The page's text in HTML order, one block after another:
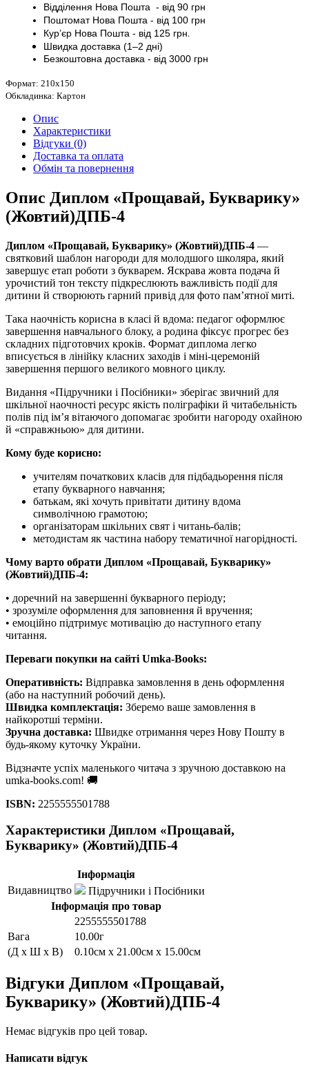
Відділення Нова Пошта - від 90 грн
ПоштоматНова Пошта - від 100 грн
Кур’єр Нова Пошта - від 125 грн.
Швидка доставка (1–2 дні)
Безкоштовна доставка - від 3000 грн
Формат: 210х150
Обкладинка: Картон
Опис
Характеристики
Відгуки (0)
Доставка та оплата
Обмін та повернення
Опис Диплом «Прощавай, Букварику»
(Жовтий)ДПБ-4
Диплом «Прощавай, Букварику» (Жовтий)ДПБ-4 —
святковий шаблон нагороди для молодшого школяра, який
завершує етап роботи з букварем. Яскрава жовта подача й
урочистий тон тексту підкреслюють важливість події для
дитини й створюють гарний привід для фото пам’ятної миті.
Така наочність корисна в класі й вдома: педагог оформлює
завершення навчального блоку, а родина фіксує прогрес без
складних підготовчих кроків. Формат диплома легко
вписується в лінійку класних заходів і міні-церемоній
завершення першого великого мовного циклу.
Видання «Підручники і Посібники» зберігає звичний для
шкільної наочності ресурс якість поліграфіки й читабельність
полів під ім’я вітаючого допомагає зробити нагороду охайною
й «справжньою» для дитини.
Кому буде корисно:
учителям початкових класів для підбадьорення після
етапу букварного навчання;
батькам, які хочуть привітати дитину вдома
символічною грамотою;
організаторам шкільних свят і читань-балів;
методистам як частина набору тематичної нагорідності.
Чому варто обрати Диплом «Прощавай, Букварику»
(Жовтий)ДПБ-4:
• доречний на завершенні букварного періоду;
• зрозуміле оформлення для заповнення й вручення;
• емоційно підтримує мотивацію до наступного етапу
читання.
Переваги покупки на сайті Umka-Books:
Оперативність: Відправка замовлення в день оформлення
(або на наступний робочий день).
Швидка комплектація: Зберемо ваше замовлення в
найкоротші терміни.
Зручна доставка: Швидке отримання через Нову Пошту в
будь-якому куточку України.
Відзначте успіх маленького читача з зручною доставкою на
umka-books.com! 🚚
ISBN: 2255555501788
Характеристики Диплом «Прощавай,
Букварику» (Жовтий)ДПБ-4
Інформація
Видавництво
Підручники і Посібники
Інформація про товар
2255555501788
Вага
10.00г
(Д x Ш x В)
0.10см x 21.00см x 15.00см
Відгуки Диплом «Прощавай,
Букварику» (Жовтий)ДПБ-4
Немає відгуків про цей товар.
Написати відгук